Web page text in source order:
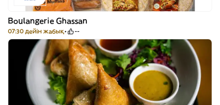
Boulangerie Ghassan
07:30 дейін жабық --